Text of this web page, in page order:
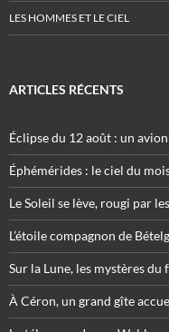
LES HOMMES ET LE CIEL
ARTICLES RÉCENTS
Éclipse du 12 août : un
Éphémérides : le ciel du
Le Soleil se lève, rougi par
L’étoile compagnon de
Sur la Lune, les mystères
À Céron, un grand gîte